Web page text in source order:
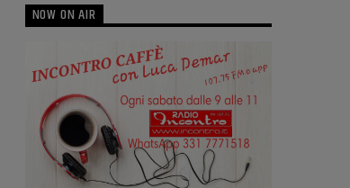
NOW ON AIR